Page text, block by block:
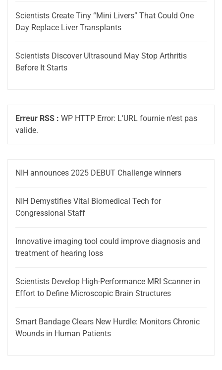
Scientists Create Tiny “Mini Livers” That Could One
Day Replace Liver Transplants
Scientists Discover Ultrasound May Stop Arthritis
Before It Starts
Erreur RSS : WP HTTP Error: L’URL fournie n’est pas
valide.
NIH announces 2025 DEBUT Challenge winners
NIH Demystifies Vital Biomedical Tech for
Congressional Staff
Innovative imaging tool could improve diagnosis and
treatment of hearing loss
Scientists Develop High-Performance MRI Scanner in
Effort to Define Microscopic Brain Structures
Smart Bandage Clears New Hurdle: Monitors Chronic
Wounds in Human Patients